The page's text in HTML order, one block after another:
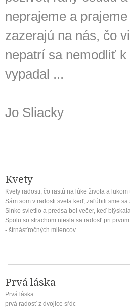
neprajeme a
zazerajú na nás, čo
nepatrí sa nemodliť
vypadal ...
Jo Sliacky
Kvety
Kvety radosti, čo rastú na lúke života a lukom
Sám som v radosti sveta keď, zaľúbili sme sa
Slnko svietilo a predsa bol večer, keď
Spolu so strachom niesla sa radosť pri
- štrnásťročných milencov
Prvá láska
Prvá láska
prvá radosť z dvojice sŕdc